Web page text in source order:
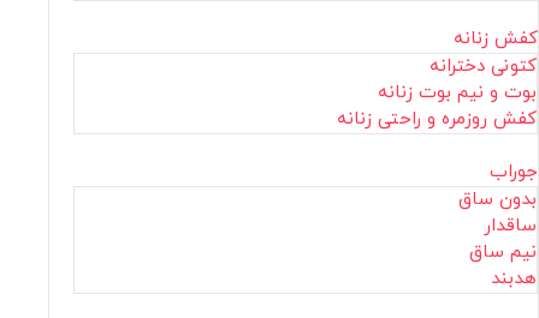
کفش زنانه
کتونی دخترانه
بوت و نیم بوت زنانه
کفش روزمره و راحتی زنانه
جوراب
بدون ساق
ساقدار
نیم ساق
هدبند